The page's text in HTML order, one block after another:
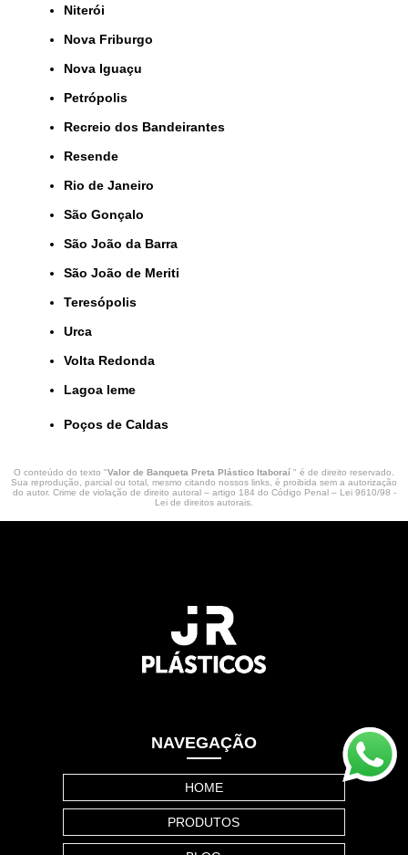
Niterói
Nova Friburgo
Nova Iguaçu
Petrópolis
Recreio dos Bandeirantes
Resende
Rio de Janeiro
São Gonçalo
São João da Barra
São João de Meriti
Teresópolis
Urca
Volta Redonda
lagoa leme
Poços de Caldas
O conteúdo do texto "Valor de Banqueta Preta Plástico Itaboraí " é de direito reservado.
Sua reprodução, parcial ou total, mesmo citando nossos links, é proibida sem a autorização
do autor. Crime de violação de direito autoral – artigo 184 do Código Penal – Lei 9610/98 -
Lei de direitos autorais
NAVEGAÇÃO
HOME
PRODUTOS